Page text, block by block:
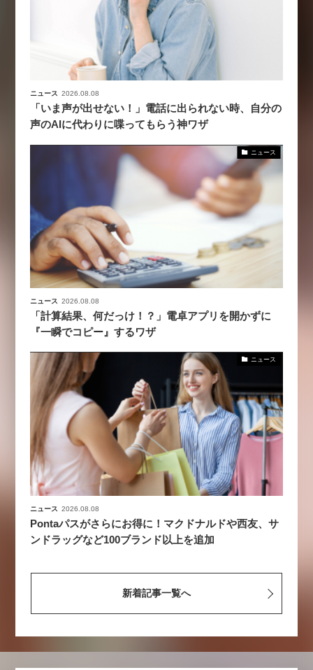
ニュース 2026.08.08
「いま声が出せない！」電話に出られない時、自分の
声のAIに代わりに喋ってもらう神ワザ
ニュース
ニュース 2026.08.08
「計算結果、何だっけ！？」電卓アプリを開かずに
『一瞬でコピー』するワザ
ニュース
ニュース 2026.08.08
Pontaパスがさらにお得に！マクドナルドや西友、サ
ンドラッグなど100ブランド以上を追加
新着記事一覧へ